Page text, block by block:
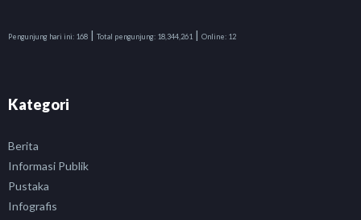
Pengunjung hari ini: 168 | Total pengunjung: 18,344,261 | Online: 12
Kategori
Berita
Informasi Publik
Pustaka
Infografis